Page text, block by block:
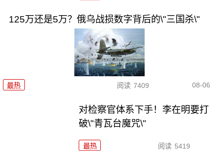
125万还是5万？俄乌战损数字背后的\"三国杀\"
最热 阅读 7409 08-06
对检察官体系下手！李在明要打
破\"青瓦台魔咒\"
最热 阅读 5419